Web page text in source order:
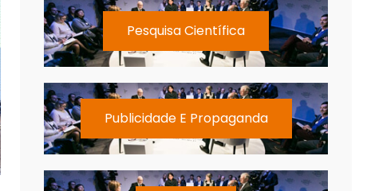
Pesquisa Científica
Publicidade E Propaganda